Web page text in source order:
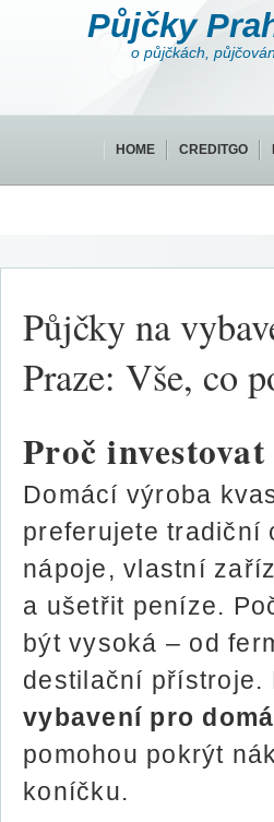
Půjčky
o půjčkách,
Půjčky na
Praze: Vše, co
Proč
Domácí výroba
preferujete tradiční
nápoje, vlastní
a ušetřit peníze.
být vysoká – od
destilační
vybavení pro
pomohou pokrýt
koníčku.
HOME CREDITGO